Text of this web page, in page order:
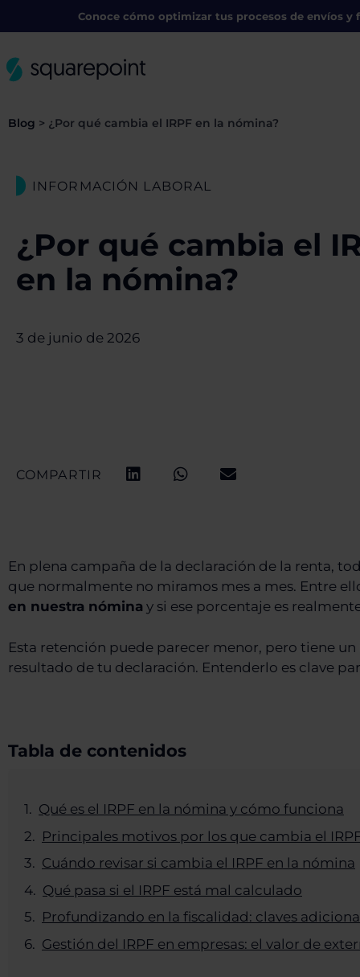
Conoce cómo optimizar tus procesos de envíos
Blog > ¿Por qué cambia el IRPF en la nómina?
INFORMACIÓN LABORAL
¿Por qué cambia el
en la nómina?
3 de junio de 2026
COMPARTIR
En plena campaña de la declaración de la renta,
que normalmente no miramos mes a mes. Entre
en nuestra nómina y si ese porcentaje es
Esta retención puede parecer menor, pero tiene
resultado de tu declaración. Entenderlo es clave
Tabla de contenidos
Qué es el IRPF en la nómina y cómo funciona
Principales motivos por los que cambia el
Cuándo revisar si cambia el IRPF en la nómina
Qué pasa si el IRPF está mal calculado
Profundizando en la fiscalidad: claves
Gestión del IRPF en empresas: el valor de